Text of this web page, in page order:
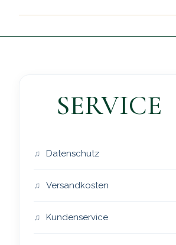
SERVICE
Datenschutz
Versandkosten
Kundenservice